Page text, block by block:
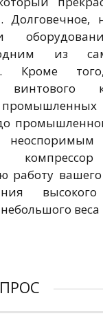
Долговечное,
одним из
Кроме
винтового
неоспоримым
работу